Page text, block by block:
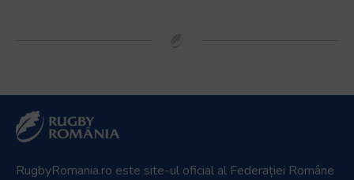
RugbyRomania.ro este site-ul oficial al Federației Române